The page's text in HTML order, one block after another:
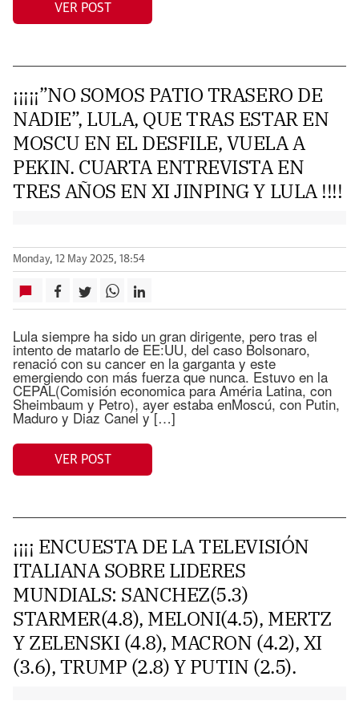
VER POST
¡¡¡¡¡”NO SOMOS PATIO TRASERO DE
NADIE”, LULA, QUE TRAS ESTAR EN
MOSCU EN EL DESFILE, VUELA A
PEKIN. CUARTA ENTREVISTA EN
TRES AÑOS EN XI JINPING Y LULA !!!!
Monday, 12 May 2025, 18:54
Lula siempre ha sido un gran dirigente, pero tras el
intento de matarlo de EE:UU, del caso Bolsonaro,
renació con su cancer en la garganta y este
emergiendo con más fuerza que nunca. Estuvo en la
CEPAL(Comisión economica para Améria Latina, con
Sheimbaum y Petro), ayer estaba enMoscú, con Putin,
Maduro y Diaz Canel y […]
VER POST
¡¡¡¡ ENCUESTA DE LA TELEVISIÓN
ITALIANA SOBRE LIDERES
MUNDIALS: SANCHEZ(5.3)
STARMER(4.8), MELONI(4.5), MERTZ
Y ZELENSKI (4.8), MACRON (4.2), XI
(3.6), TRUMP (2.8) Y PUTIN (2.5).